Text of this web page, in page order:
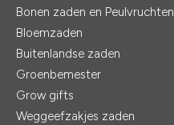
Bonen zaden en Peulvruchten
Bloemzaden
Buitenlandse zaden
Groenbemester
Grow gifts
Weggeefzakjes zaden